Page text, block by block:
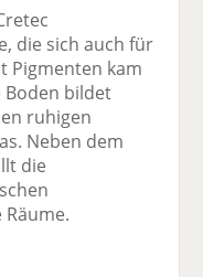
die sich auch für
Pigmenten kam
Boden bildet
ruhigen
Neben dem
die